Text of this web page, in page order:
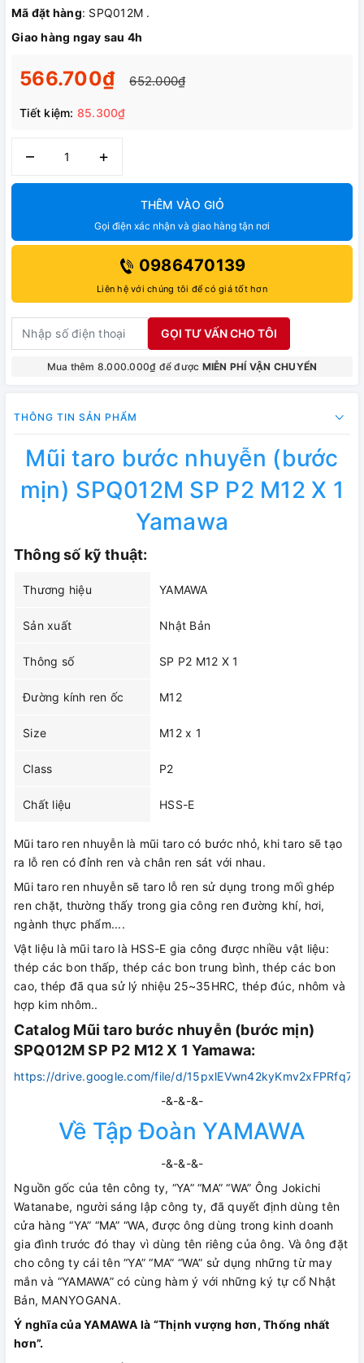
Mã đặt hàng: SPQ012M .
Giao hàng ngay sau 4h
566.700₫ 652.000₫
Tiết kiệm: 85.300₫
– +
THÊM VÀO GIỎ
Gọi điện xác nhận và giao hàng tận nơi
0986470139
Liên hệ với chúng tôi để có giá tốt hơn
GỌI TƯ VẤN CHO TÔI
Mua thêm 8.000.000₫ để được MIỄN PHÍ VẬN CHUYỂN
THÔNG TIN SẢN PHẨM
Mũi taro bước nhuyễn (bước
mịn) SPQ012M SP P2 M12 X 1
Yamawa
Thông số kỹ thuật:
Thương hiệu YAMAWA
Sản xuất Nhật Bản
Thông số SP P2 M12 X 1
Đường kính ren ốc M12
Size M12 x 1
Class P2
Chất liệu HSS-E
Mũi taro ren nhuyễn là mũi taro có bước nhỏ, khi taro sẽ tạo
ra lỗ ren có đỉnh ren và chân ren sát với nhau.
Mũi taro ren nhuyễn sẽ taro lỗ ren sử dụng trong mối ghép
ren chặt, thường thấy trong gia công ren đường khí, hơi,
ngành thực phẩm....
Vật liệu là mũi taro là HSS-E gia công được nhiều vật liệu:
thép các bon thấp, thép các bon trung bình, thép các bon
cao, thép đã qua sử lý nhiệu 25~35HRC, thép đúc, nhôm và
hợp kim nhôm..
Catalog Mũi taro bước nhuyễn (bước mịn)
SPQ012M SP P2 M12 X 1 Yamawa:
https://drive.google.com/file/d/
-&-&-&-
Về Tập Đoàn YAMAWA
-&-&-&-
Nguồn gốc của tên công ty, “YA” “MA” “WA” Ông Jokichi
Watanabe, người sáng lập công ty, đã quyết định dùng tên
cửa hàng “YA” “MA” “WA, được ông dùng trong kinh doanh
gia đình trước đó thay vì dùng tên riêng của ông. Và ông đặt
cho công ty cái tên “YA” “MA” “WA” sử dụng những từ may
mắn và “YAMAWA” có cùng hàm ý với những ký tự cổ Nhật
Bản, MANYOGANA.
Ý nghĩa của YAMAWA là “Thịnh vượng hơn, Thống nhất
hơn”.